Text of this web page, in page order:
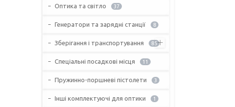
Оптика та світло 37
Генератори та зарядні станції 8
Зберігання і транспортування 85
Спеціальні посадкові місця 11
Пружинно-поршневі пістолети 3
Інші комплектуючі для оптики 1